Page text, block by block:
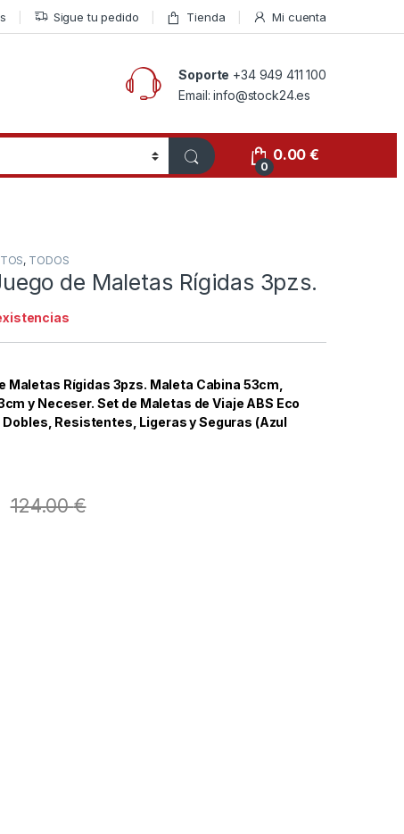
Sigue tu pedido Tienda Mi cuenta
Soporte +34 949 411 100
Email: info@stock24.es
0
0.00€
, TODOS
de Maletas Rígidas 3pzs.
Maletas Rígidas 3pzs. Maleta Cabina 53cm,
y Neceser. Set de Maletas de Viaje ABS Eco
Dobles, Resistentes, Ligeras y Seguras (Azul
124.00€